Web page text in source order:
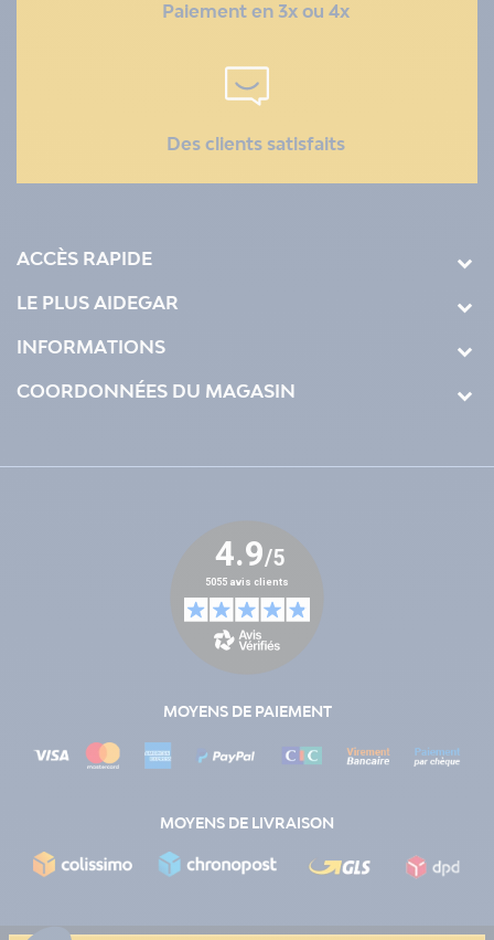
Paiement en 3x ou 4x
Des clients satisfaits
ACCÈS RAPIDE
LE PLUS AIDEGAR
INFORMATIONS
COORDONNÉES DU MAGASIN
MOYENS DE PAIEMENT
MOYENS DE LIVRAISON